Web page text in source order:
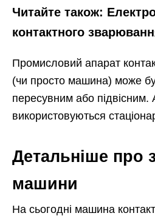
Читайте також:
контактного
Промисловий апарат
(чи просто машина) може
пересувним або підвісним.
використовуються
Детальніше про
машини
На сьогодні машина